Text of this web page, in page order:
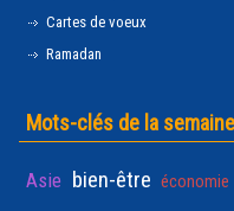
Cartes de voeux
Ramadan
Mots-clés de la semaine
Asie bien-être économie